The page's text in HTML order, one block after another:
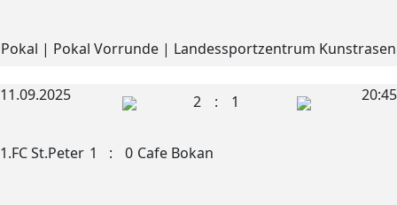
Pokal | Pokal Vorrunde | Landessportzentrum Kunstrasen
11.09.2025 20:45
2 : 1
1.FC St.Peter 1 : 0 Cafe Bokan